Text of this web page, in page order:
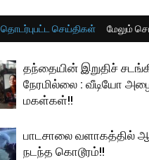
தொடர்புபட்ட செய்திகள் மேலும்
தந்தையின் இறுதிச்
நேரமில்லை : வீடியோ
மகள்கள்!!
பாடசாலை வளாகத்தில்
நடந்த கொடூரம்!!